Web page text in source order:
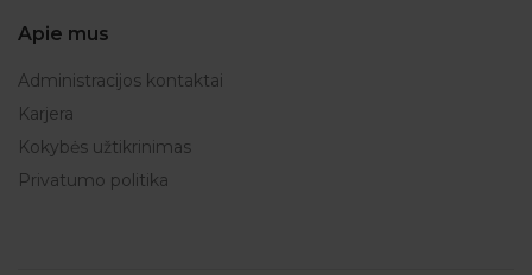
Apie mus
Administracijos kontaktai
Karjera
Kokybės užtikrinimas
Privatumo politika